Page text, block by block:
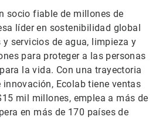
socio fiable de millones de
líder en sostenibilidad global
servicios de agua, limpieza y
para proteger a las personas
la vida. Con una trayectoria
Ecolab tiene ventas
mil millones, emplea a más de
en más de 170 países de